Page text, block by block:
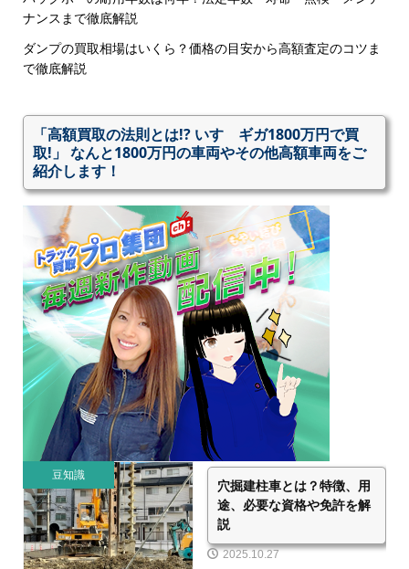
豆知識
穴掘建柱車とは？特徴、用
途、必要な資格や免許を解
説
2025.10.27
ナンスまで徹底解説
ダンプの買取相場はいくら？価格の目安から高額査定のコツま
で徹底解説
「高額買取の法則とは!? いすゞギガ1800万円で買
取!」 なんと1800万円の車両やその他高額車両をご
紹介します！